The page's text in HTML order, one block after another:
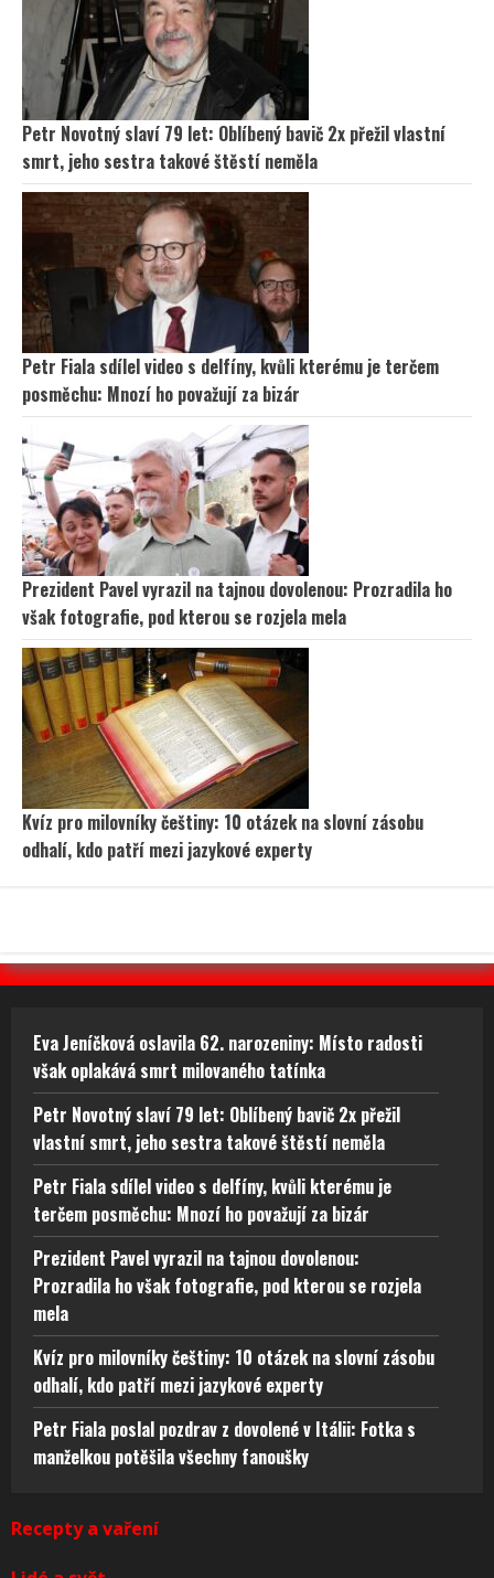
Petr Novotný slaví 79 let: Oblíbený bavič 2x přežil vlastní
smrt, jeho sestra takové štěstí neměla
Petr Fiala sdílel video s delfíny, kvůli kterému je terčem
posměchu: Mnozí ho považují za bizár
Prezident Pavel vyrazil na tajnou dovolenou: Prozradila ho
však fotografie, pod kterou se rozjela mela
Kvíz pro milovníky češtiny: 10 otázek na slovní zásobu
odhalí, kdo patří mezi jazykové experty
Eva Jeníčková oslavila 62. narozeniny: Místo radosti
však oplakává smrt milovaného tatínka
Petr Novotný slaví 79 let: Oblíbený bavič 2x přežil
vlastní smrt, jeho sestra takové štěstí neměla
Petr Fiala sdílel video s delfíny, kvůli kterému je
terčem posměchu: Mnozí ho považují za bizár
Prezident Pavel vyrazil na tajnou dovolenou:
Prozradila ho však fotografie, pod kterou se rozjela
mela
Kvíz pro milovníky češtiny: 10 otázek na slovní zásobu
odhalí, kdo patří mezi jazykové experty
Petr Fiala poslal pozdrav z dovolené v Itálii: Fotka s
manželkou potěšila všechny fanoušky
Recepty a vaření